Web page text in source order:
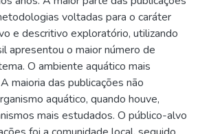
voltadas para o caráter
e descritivo exploratório, utilizando
apresentou o maior número de
O ambiente aquático mais
maioria das publicações não
aquático, quando houve,
mais estudados. O público-alvo